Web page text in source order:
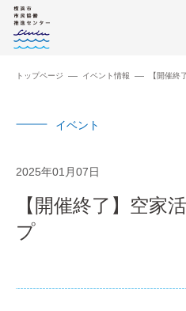
トップページ イベント情報 【開催終
イベント
2025年01月07日
【開催終了】空家
プ